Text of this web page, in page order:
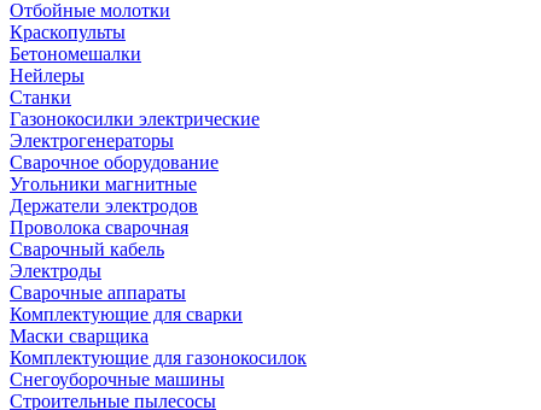
Отбойные молотки
Краскопульты
Бетономешалки
Нейлеры
Станки
Газонокосилки электрические
Электрогенераторы
Сварочное оборудование
Угольники магнитные
Держатели электродов
Проволока сварочная
Сварочный кабель
Электроды
Сварочные аппараты
Комплектующие для сварки
Маски сварщика
Комплектующие для газонокосилок
Снегоуборочные машины
Строительные пылесосы